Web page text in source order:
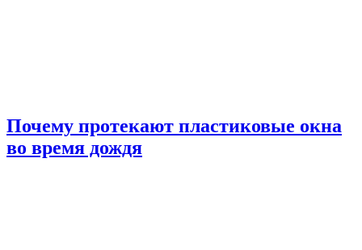
Почему протекают пластиковые окна
во время дождя